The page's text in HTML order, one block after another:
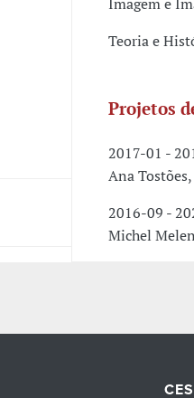
Teoria e
Projetos
2017-01 -
Ana
2016-09 -
Michel